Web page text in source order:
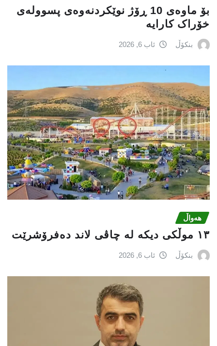
بۆ ماوەی 10 ڕۆژ نوێکردنەوەی پسوولەی
خۆراک کارایە
بنکۆڵ ئاب 6, 2026
هەواڵ
١٣ موڵکی دیکە لە چاڤی لاند دەفرۆشرێت
بنکۆڵ ئاب 6, 2026